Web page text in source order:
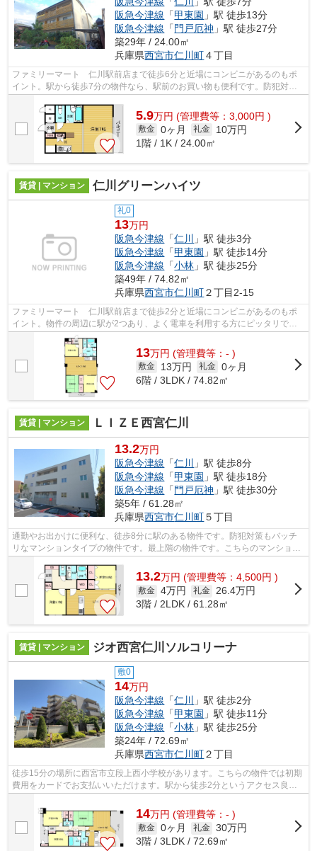
阪急今津線 「甲東園 」駅 徒歩13分
阪急今津線 「 門戸厄神 」駅 徒歩27分
築29年 / 24.00㎡
兵庫県西宮市仁川町４丁目
ファミリーマート 仁川駅前店まで徒歩6分と近場にコンビニがあるのもポ
イント。駅から徒歩7分の物件なら、駅前のお買い物も便利です。防犯対策
5.9万円 (管理費等：3,000円 )
敷金 0ヶ月 礼金
10万円
1階 / 1K / 24.00㎡
賃貸 | マンション 仁川グリーンハイツ
礼0
13万円
阪急今津線 「仁川
」駅 徒歩3分
阪急今津線 「甲東園 」駅 徒歩14分
阪急今津線 「小林 」駅 徒歩25分
築49年 / 74.82㎡
兵庫県西宮市仁川町２丁目2-15
ファミリーマート 仁川駅前店まで徒歩2分と近場にコンビニがあるのもポ
イント。物件の周辺に駅が2つあり、よく電車を利用する方にピッタリで
す。エレベーター付き物件です。この物件...
13万円 (管理費等：- )
敷金 13万円 礼金 0ヶ月
6階 / 3LDK / 74.82㎡
賃貸 | マンション ＬＩＺＥ西宮仁川
13.2万円
阪急今津線 「仁川
」駅 徒歩8分
阪急今津線 「甲東園 」駅 徒歩18分
阪急今津線 「 門戸厄神 」駅 徒歩30分
築5年 / 61.28㎡
兵庫県西宮市仁川町５丁目
通勤やお出かけに便利な、徒歩8分に駅のある物件です。防犯対策もバッチ
リなマンションタイプの物件です。最上階の物件です。こちらのマンション
では初期費用をカードでお支払いいただ...
13.2万円 (管理費等：4,500円 )
敷金 4万円 礼金 26.4万円
3階 / 2LDK / 61.28㎡
賃貸 | マンション ジオ西宮仁川ソルコリーナ
敷0
14万円
阪急今津線 「仁川
」駅 徒歩2分
阪急今津線 「甲東園 」駅 徒歩11分
阪急今津線 「小林 」駅 徒歩25分
築24年 / 72.69㎡
兵庫県西宮市仁川町２丁目
徒歩15分の場所に西宮市立段上西小学校があります。こちらの物件では初期
費用をカードでお支払いいただけます。駅から徒歩2分というアクセス良好
な駅近物件はいかがですか。2駅利用で...
14万円 (管理費等：- )
敷金 0ヶ月 礼金 30万円
3階 / 3LDK / 72.69㎡